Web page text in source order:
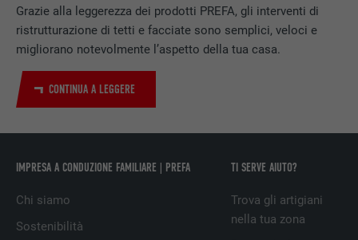
Grazie alla leggerezza dei prodotti PREFA, gli interventi di
ristrutturazione di tetti e facciate sono semplici, veloci e
migliorano notevolmente l’aspetto della tua casa.
CONTINUA A LEGGERE
IMPRESA A CONDUZIONE FAMILIARE | PREFA
Chi siamo
Sostenibilità
TI SERVE AIUTO?
Trova gli artigiani
nella tua zona
SCOPO
LinkedIn per il tracking dell’utilizzo di
prestazioni di servizio integrate.
diversi siti web, per visualizzare annunci
pubblicitari rilevanti sulla base delle